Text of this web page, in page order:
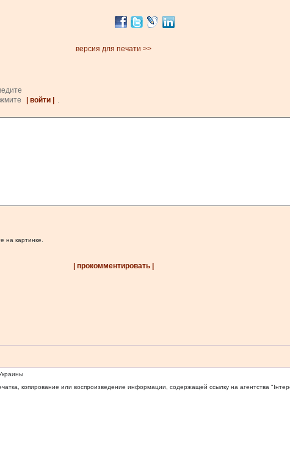
версия для печати >>
| войти |
.
на картинке.
| прокомментировать |
копирование или воспроизведение информации, содержащей ссылку на агентства